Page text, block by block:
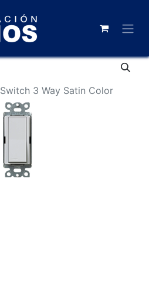
Switch 3 Way Satin Color